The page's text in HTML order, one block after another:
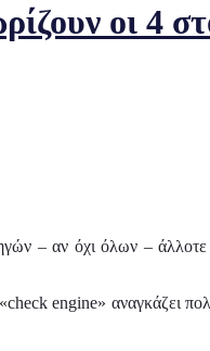
οι 4
– αν όχι όλων – άλλοτε
engine» αναγκάζει